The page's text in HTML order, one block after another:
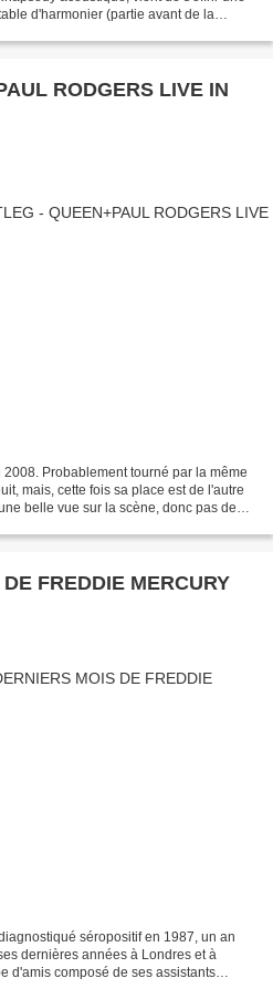
d'harmonier (partie avant de la
RODGERS LIVE IN
Probablement tourné par la même
mais, cette fois sa place est de l'autre
belle vue sur la scène, donc pas de
FREDDIE MERCURY
séropositif en 1987, un an
dernières années à Londres et à
d'amis composé de ses assistants